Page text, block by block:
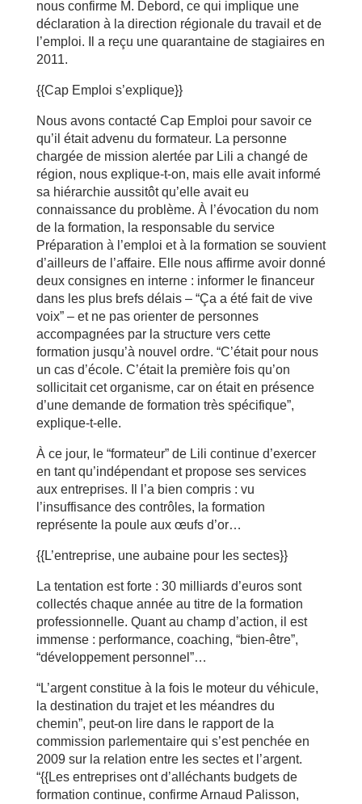
nous confirme M. Debord, ce qui implique une
déclaration à la direction régionale du travail et de
l’emploi. Il a reçu une quarantaine de stagiaires en
2011.
{{Cap Emploi s’explique}}
Nous avons contacté Cap Emploi pour savoir ce
qu’il était advenu du formateur. La personne
chargée de mission alertée par Lili a changé de
région, nous explique-t-on, mais elle avait informé
sa hiérarchie aussitôt qu’elle avait eu
connaissance du problème. À l’évocation du nom
de la formation, la responsable du service
Préparation à l’emploi et à la formation se souvient
d’ailleurs de l’affaire. Elle nous affirme avoir donné
deux consignes en interne : informer le financeur
dans les plus brefs délais – “Ça a été fait de vive
voix” – et ne pas orienter de personnes
accompagnées par la structure vers cette
formation jusqu’à nouvel ordre. “C’était pour nous
un cas d’école. C’était la première fois qu’on
sollicitait cet organisme, car on était en présence
d’une demande de formation très spécifique”,
explique-t-elle.
À ce jour, le “formateur” de Lili continue d’exercer
en tant qu’indépendant et propose ses services
aux entreprises. Il l’a bien compris : vu
l’insuffisance des contrôles, la formation
représente la poule aux œufs d’or…
{{L’entreprise, une aubaine pour les sectes}}
La tentation est forte : 30 milliards d’euros sont
collectés chaque année au titre de la formation
professionnelle. Quant au champ d’action, il est
immense : performance, coaching, “bien-être”,
“développement personnel”…
“L’argent constitue à la fois le moteur du véhicule,
la destination du trajet et les méandres du
chemin”, peut-on lire dans le rapport de la
commission parlementaire qui s’est penchée en
2009 sur la relation entre les sectes et l’argent.
“{{Les entreprises ont d’alléchants budgets de
formation continue, confirme Arnaud Palisson,